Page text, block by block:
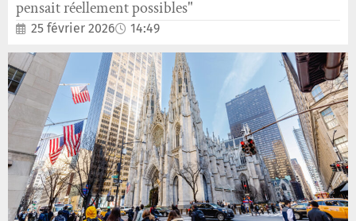
pensait réellement possibles"
25 février 2026 14:49